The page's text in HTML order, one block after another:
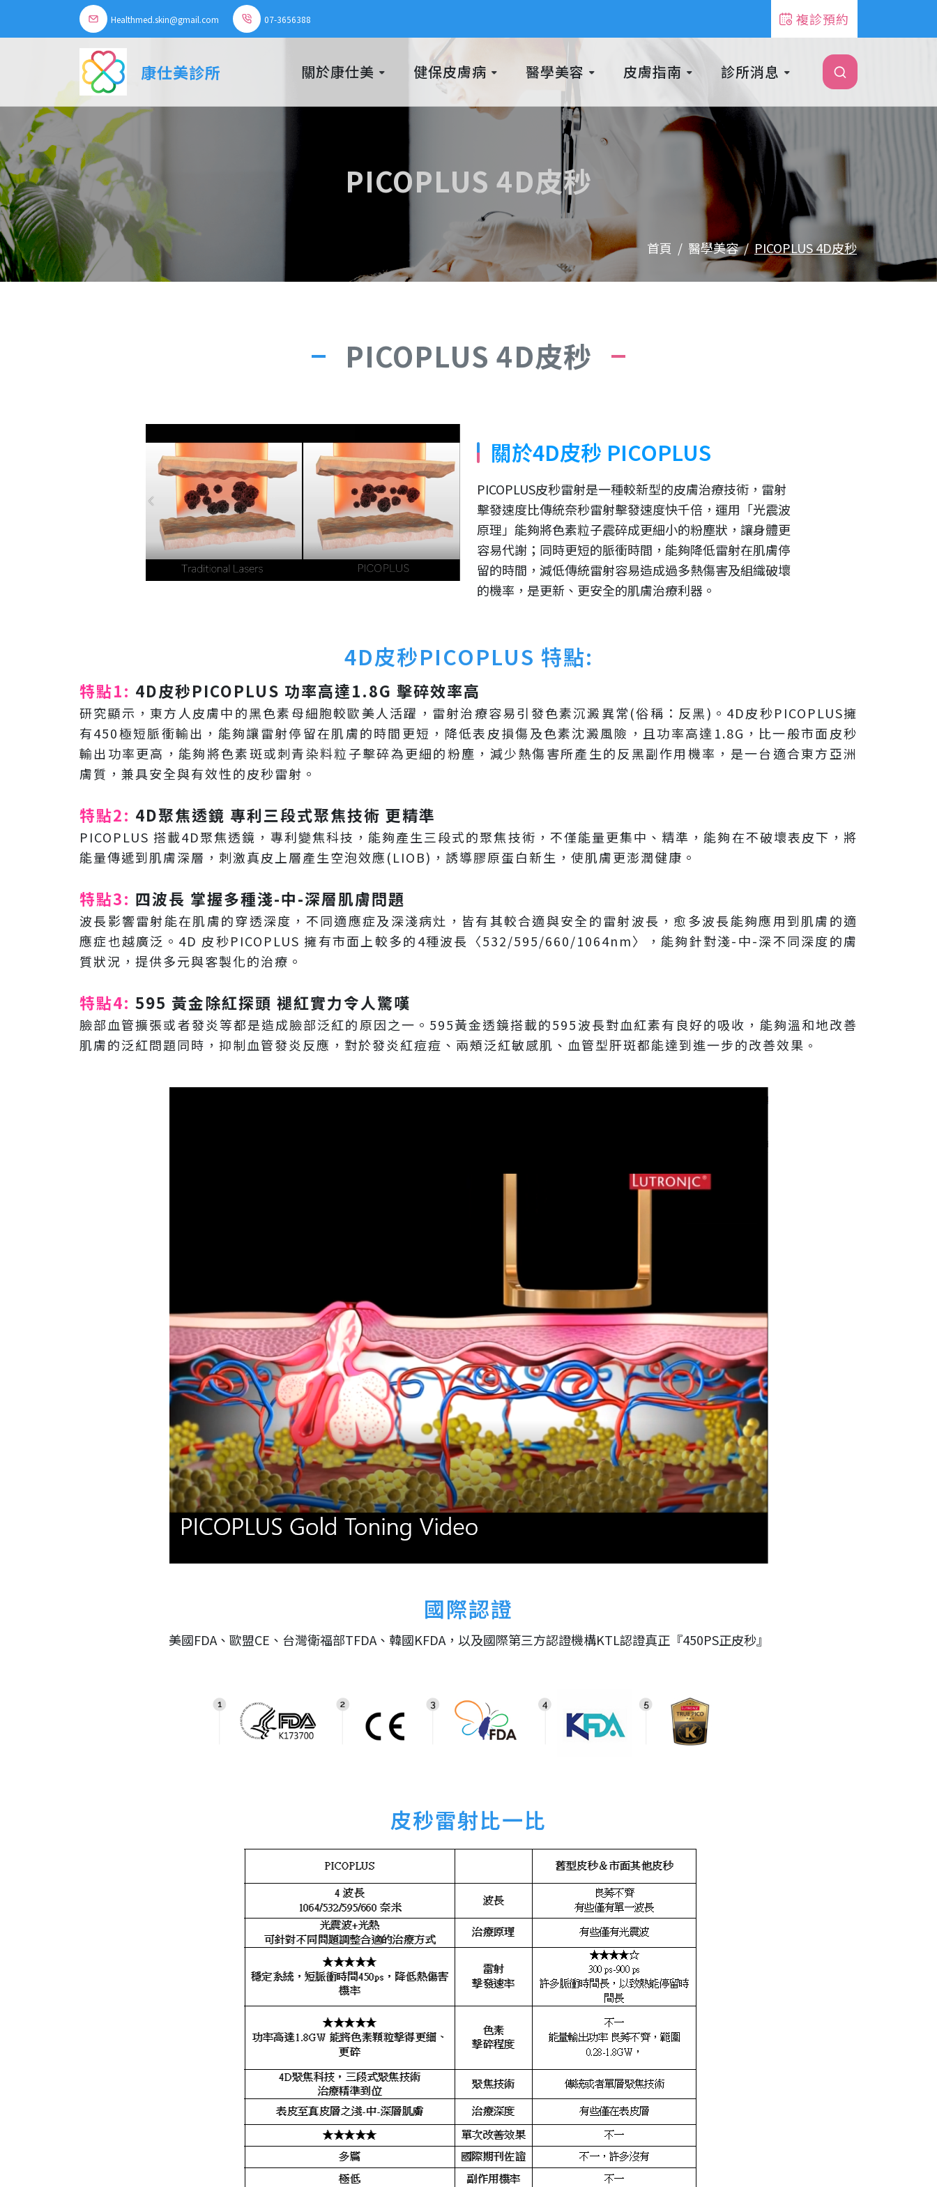
Healthmed.skin@gmail.com 07-3656388 複診預約
康仕美診所 關於康仕美 健保皮膚病 醫學美容 皮膚指南 診所消息
PICOPLUS 4D皮秒
首頁 醫學美容 PICOPLUS 4D皮秒
PICOPLUS 4D皮秒
關於4D皮秒 PICOPLUS
PICOPLUS皮秒雷射是一種較新型的皮膚治療技術，雷射
擊發速度比傳統奈秒雷射擊發速度快千倍，運用「光震波
原理」能夠將色素粒子震碎成更細小的粉塵狀，讓身體更
容易代謝；同時更短的脈衝時間，能夠降低雷射在肌膚停
留的時間，減低傳統雷射容易造成過多熱傷害及組織破壞
的機率，是更新、更安全的肌膚治療利器。
4D皮秒PICOPLUS 特點:
特點1: 4D皮秒PICOPLUS 功率高達1.8G 擊碎效率高
研究顯示，東方人皮膚中的黑色素母細胞較歐美人活躍，雷射治療容易引發色素沉澱異常(俗稱：反黑)。4D皮秒PICOPLUS擁
有450極短脈衝輸出，能夠讓雷射停留在肌膚的時間更短，降低表皮損傷及色素沈澱風險，且功率高達1.8G，比一般市面皮秒
輸出功率更高，能夠將色素斑或刺青染料粒子擊碎為更細的粉塵，減少熱傷害所產生的反黑副作用機率，是一台適合東方亞洲
膚質，兼具安全與有效性的皮秒雷射。
特點2: 4D聚焦透鏡 專利三段式聚焦技術 更精準
PICOPLUS 搭載4D聚焦透鏡，專利變焦科技，能夠產生三段式的聚焦技術，不僅能量更集中、精準，能夠在不破壞表皮下，將
能量傳遞到肌膚深層，刺激真皮上層產生空泡效應(LIOB)，誘導膠原蛋白新生，使肌膚更澎潤健康。
特點3: 四波長 掌握多種淺-中-深層肌膚問題
波長影響雷射能在肌膚的穿透深度，不同適應症及深淺病灶，皆有其較合適與安全的雷射波長，愈多波長能夠應用到肌膚的適
應症也越廣泛。4D 皮秒PICOPLUS 擁有市面上較多的4種波長〈532/595/660/1064nm〉，能夠針對淺-中-深不同深度的膚
質狀況，提供多元與客製化的治療。
特點4: 595 黃金除紅探頭 褪紅實力令人驚嘆
臉部血管擴張或者發炎等都是造成臉部泛紅的原因之一。595黃金透鏡搭載的595波長對血紅素有良好的吸收，能夠溫和地改善
肌膚的泛紅問題同時，抑制血管發炎反應，對於發炎紅痘痘、兩頰泛紅敏感肌、血管型肝斑都能達到進一步的改善效果 。
國際認證
美國FDA、歐盟CE、台灣衛福部TFDA、韓國KFDA，以及國際第三方認證機構KTL認證真正『450PS正皮秒』
皮秒雷射比一比